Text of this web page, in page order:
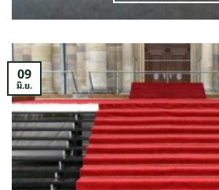
09
มิ.ย.